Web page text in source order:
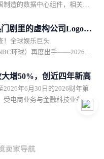
制造的数据中心组件，相关措
剧里的虚构公司Logo竟
！全球娱乐巨头
环球）再度出手——2026年
联邦法院发起TRO批量诉讼，
。这已是THE OFFICE今年第
心武器正是注册多年的THE
OFFICE字样、Dunder
户冻结。
增50%，创近四年新高
2026年6月30日的2026财年第
受电商业务与金融科技业务持
用户黏性增强推动，美客多营